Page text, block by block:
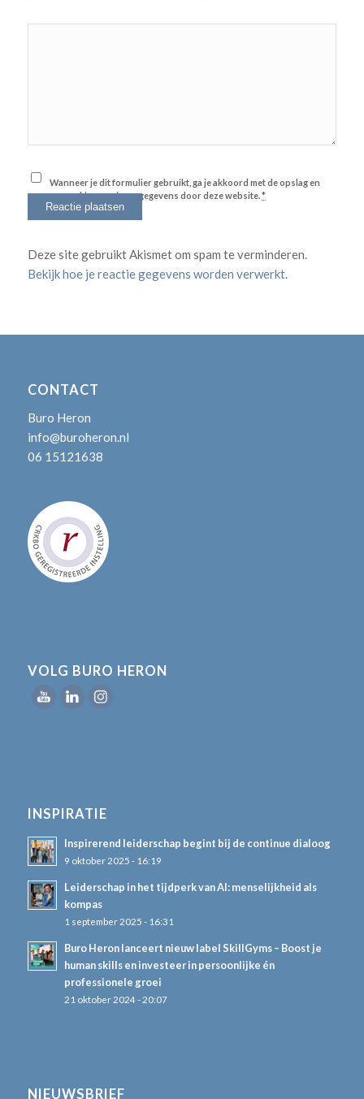
Wanneer je dit formulier gebruikt, ga je akkoord met de opslag en
verwerking van jouw gegevens door deze website.*
Deze site gebruikt Akismet om spam te verminderen.
Bekijk hoe je reactie gegevens worden verwerkt.
CONTACT
Buro Heron
info@buroheron.nl
06 15121638
VOLG BURO HERON
INSPIRATIE
Inspirerend leiderschap begint bij de continue dialoog
9 oktober 2025 - 16:19
Leiderschap in het tijdperk van AI: menselijkheid als
kompas
1 september 2025 - 16:31
Buro Heron lanceert nieuw label SkillGyms – Boost je
human skills en investeer in persoonlijke én
professionele groei
21 oktober 2024 - 20:07
NIEUWSBRIEF